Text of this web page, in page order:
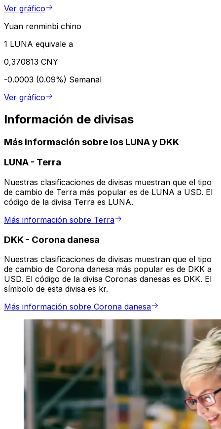
Ver gráfico
Yuan renminbi chino
1 LUNA equivale a
0,370813 CNY
-0.0003 (0.09%) Semanal
Ver gráfico
Información de divisas
Más información sobre los LUNA y DKK
LUNA - Terra
Nuestras clasificaciones de divisas muestran que el tipo
de cambio de Terra más popular es de LUNA a USD. El
código de la divisa Terra es LUNA.
Más información sobre Terra
DKK - Corona danesa
Nuestras clasificaciones de divisas muestran que el tipo
de cambio de Corona danesa más popular es de DKK a
USD. El código de la divisa Coronas danesas es DKK. El
símbolo de esta divisa es kr.
Más información sobre Corona danesa